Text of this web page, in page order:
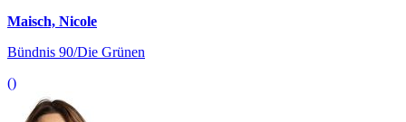
Maisch, Nicole
Bündnis 90/Die Grünen
()